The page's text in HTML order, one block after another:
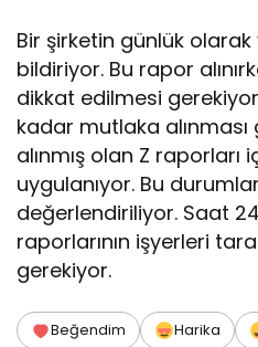
Bir şirketin günlük olarak
bildiriyor. Bu rapor
dikkat edilmesi
kadar mutlaka
alınmış olan Z raporları
uygulanıyor. Bu
değerlendiriliyor. Saat
raporlarının işyerleri
gerekiyor.
Beğendim Harika